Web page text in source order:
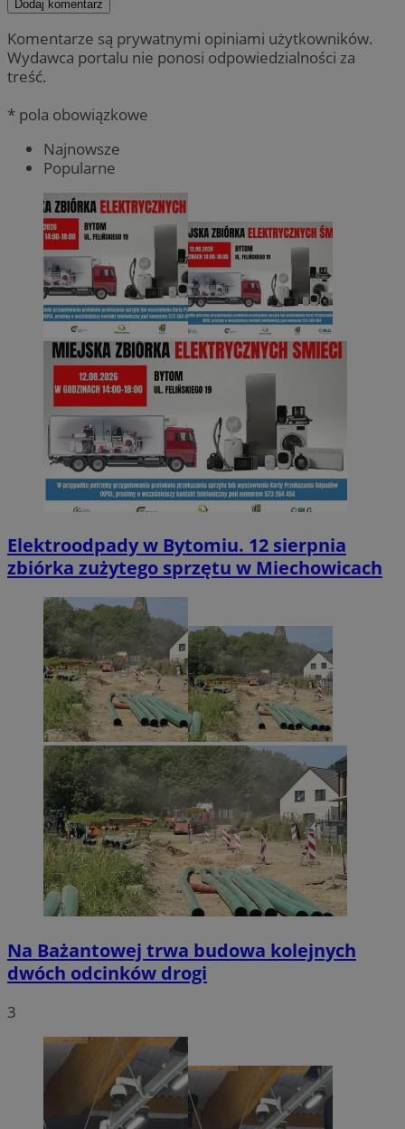
Dodaj komentarz
Komentarze są prywatnymi opiniami użytkowników.
Wydawca portalu nie ponosi odpowiedzialności za
treść.
* pola obowiązkowe
Najnowsze
Popularne
Elektroodpady w Bytomiu. 12 sierpnia
zbiórka zużytego sprzętu w Miechowicach
Na Bażantowej trwa budowa kolejnych
dwóch odcinków drogi
3